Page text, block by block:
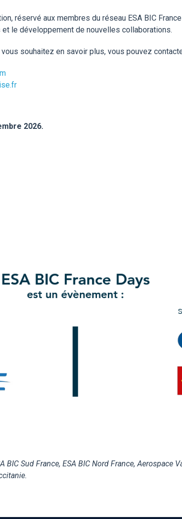
réservé aux membres du réseau ESA BIC
le développement de nouvelles collaborations.
souhaitez en savoir plus, vous pouvez
2026.
BIC Sud France, ESA BIC Nord France, Aerospace